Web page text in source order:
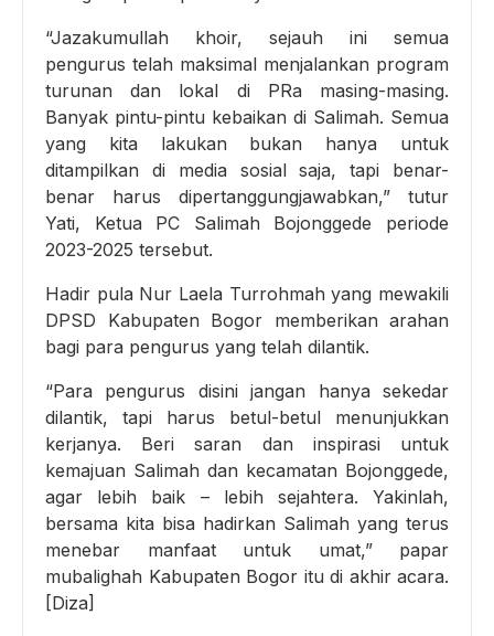
“Jazakumullah khoir, sejauh ini semua
pengurus telah maksimal menjalankan program
turunan dan lokal di PRa masing-masing.
Banyak pintu-pintu kebaikan di Salimah. Semua
yang kita lakukan bukan hanya untuk
ditampilkan di media sosial saja, tapi benar-
benar harus dipertanggungjawabkan,” tutur
Yati, Ketua PC Salimah Bojonggede periode
2023-2025 tersebut.
Hadir pula Nur Laela Turrohmah yang mewakili
DPSD Kabupaten Bogor memberikan arahan
bagi para pengurus yang telah dilantik.
“Para pengurus disini jangan hanya sekedar
dilantik, tapi harus betul-betul menunjukkan
kerjanya. Beri saran dan inspirasi untuk
kemajuan Salimah dan kecamatan Bojonggede,
agar lebih baik – lebih sejahtera. Yakinlah,
bersama kita bisa hadirkan Salimah yang terus
menebar manfaat untuk umat,” papar
mubalighah Kabupaten Bogor itu di akhir acara.
[Diza]